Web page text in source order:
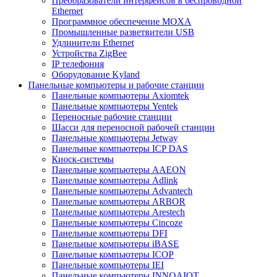
Ethernet
Программное обеспечение MOXA
Промышленные разветвители USB
Удлинители Ethernet
Устройства ZigBee
IP телефония
Оборудование Kyland
Панельные компьютеры и рабочие станции
Панельные компьютеры Axiomtek
Панельные компьютеры Yentek
Переносные рабочие станции
Шасси для переносной рабочей станции
Панельные компьютеры Jetway
Панельные компьютеры ICP DAS
Киоск-системы
Панельные компьютеры AAEON
Панельные компьютеры Adlink
Панельные компьютеры Advantech
Панельные компьютеры ARBOR
Панельные компьютеры Arestech
Панельные компьютеры Cincoze
Панельные компьютеры DFI
Панельные компьютеры iBASE
Панельные компьютеры ICOP
Панельные компьютеры IEI